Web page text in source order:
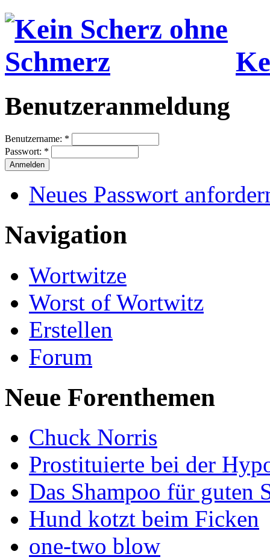
Benutzeranmeldung
Benutzername: *
Passwort: *
Neues Passwort
Navigation
Wortwitze
Worst of Wortwitz
Erstellen
Forum
Neue Forenthemen
Chuck Norris
Prostituierte bei der
Das Shampoo für guten
Hund kotzt beim Ficken
one-two blow